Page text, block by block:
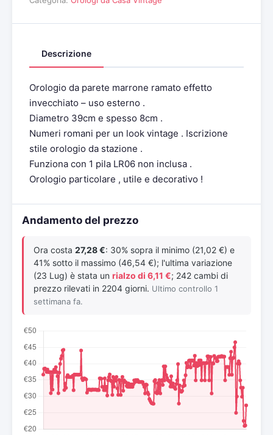
Descrizione
Orologio da parete marrone ramato effetto
invecchiato – uso esterno .
Diametro 39cm e spesso 8cm .
Numeri romani per un look vintage . Iscrizione
stile orologio da stazione .
Funziona con 1 pila LR06 non inclusa .
Orologio particolare , utile e decorativo !
Andamento del prezzo
Ora costa 27,28 €: 30% sopra il minimo (21,02 €) e
41% sotto il massimo (46,54 €); l'ultima variazione
(23 Lug) è stata un rialzo di 6,11 €; 242 cambi di
prezzo rilevati in 2204 giorni. Ultimo controllo 1
settimana fa.